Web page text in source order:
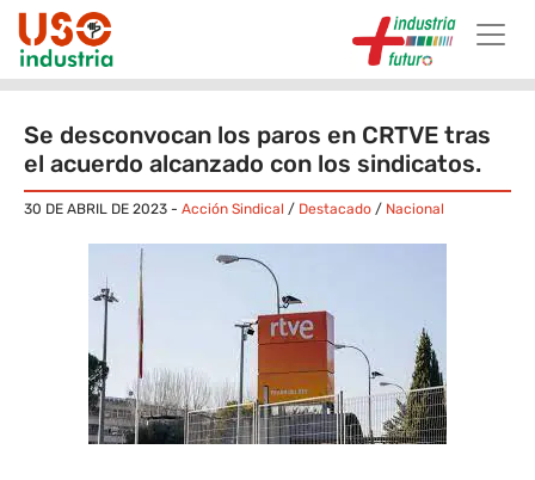
Skip to main content
Se desconvocan los paros en CRTVE tras
el acuerdo alcanzado con los sindicatos.
30 DE ABRIL DE 2023 - Acción Sindical / Destacado / Nacional